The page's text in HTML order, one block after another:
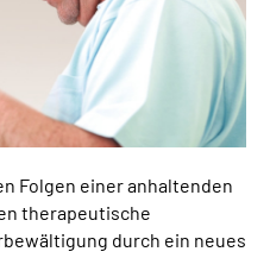
Folgen einer anhaltenden
therapeutische
durch ein neues